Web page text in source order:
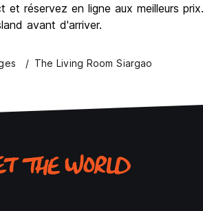
réservez en ligne aux meilleurs
avant d'arriver.
The Living Room Siargao